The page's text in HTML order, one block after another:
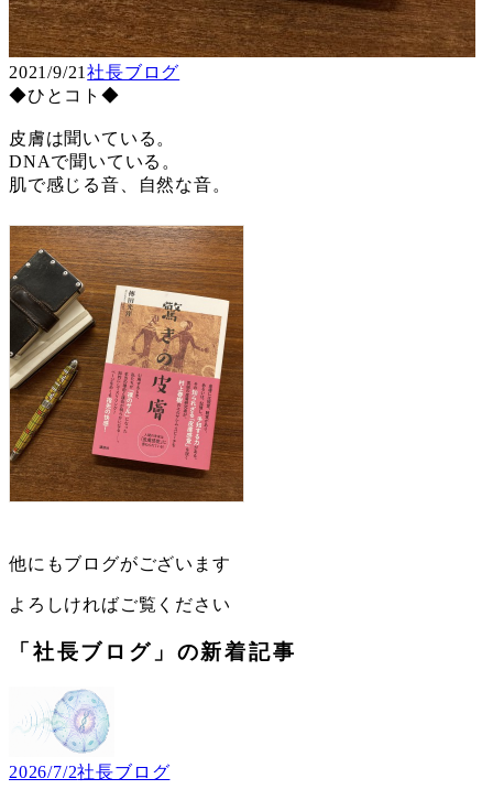
2021/9/21社長ブログ
◆ひとコト◆
皮膚は聞いている。
DNAで聞いている。
肌で感じる音、自然な音。
他にもブログがございます
よろしければご覧ください
「社長ブログ」の新着記事
2026/7/2社長ブログ